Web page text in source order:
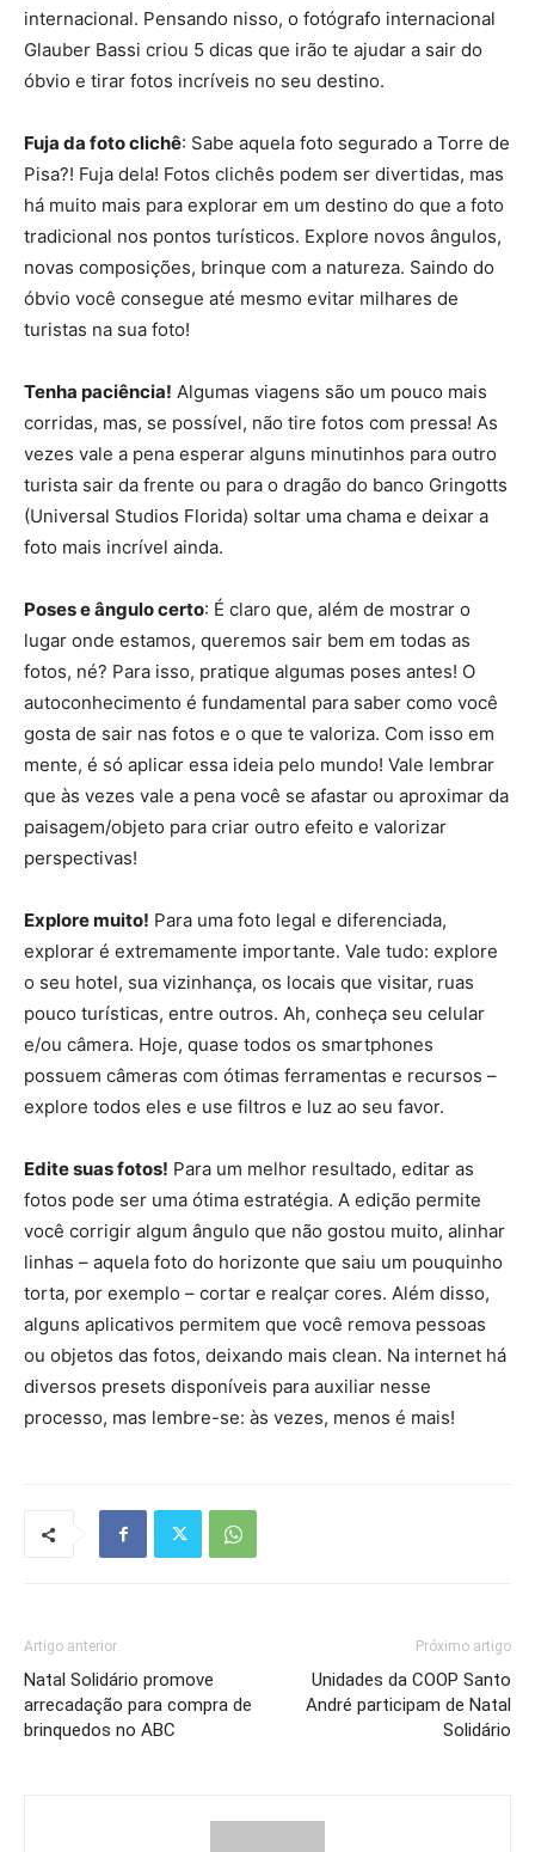
internacional. Pensando nisso, o fotógrafo internacional
Glauber Bassi criou 5 dicas que irão te ajudar a sair do
óbvio e tirar fotos incríveis no seu destino.
Fuja da foto clichê: Sabe aquela foto segurado a Torre de
Pisa?! Fuja dela! Fotos clichês podem ser divertidas, mas
há muito mais para explorar em um destino do que a foto
tradicional nos pontos turísticos. Explore novos ângulos,
novas composições, brinque com a natureza. Saindo do
óbvio você consegue até mesmo evitar milhares de
turistas na sua foto!
Tenha paciência! Algumas viagens são um pouco mais
corridas, mas, se possível, não tire fotos com pressa! As
vezes vale a pena esperar alguns minutinhos para outro
turista sair da frente ou para o dragão do banco Gringotts
(Universal Studios Florida) soltar uma chama e deixar a
foto mais incrível ainda.
Poses e ângulo certo: É claro que, além de mostrar o
lugar onde estamos, queremos sair bem em todas as
fotos, né? Para isso, pratique algumas poses antes! O
autoconhecimento é fundamental para saber como você
gosta de sair nas fotos e o que te valoriza. Com isso em
mente, é só aplicar essa ideia pelo mundo! Vale lembrar
que às vezes vale a pena você se afastar ou aproximar da
paisagem/objeto para criar outro efeito e valorizar
perspectivas!
Explore muito! Para uma foto legal e diferenciada,
explorar é extremamente importante. Vale tudo: explore
o seu hotel, sua vizinhança, os locais que visitar, ruas
pouco turísticas, entre outros. Ah, conheça seu celular
e/ou câmera. Hoje, quase todos os smartphones
possuem câmeras com ótimas ferramentas e recursos –
explore todos eles e use filtros e luz ao seu favor.
Edite suas fotos! Para um melhor resultado, editar as
fotos pode ser uma ótima estratégia. A edição permite
você corrigir algum ângulo que não gostou muito, alinhar
linhas – aquela foto do horizonte que saiu um pouquinho
torta, por exemplo – cortar e realçar cores. Além disso,
alguns aplicativos permitem que você remova pessoas
ou objetos das fotos, deixando mais clean. Na internet há
diversos presets disponíveis para auxiliar nesse
processo, mas lembre-se: às vezes, menos é mais!
Artigo anterior
Natal Solidário promove
arrecadação para compra de
brinquedos no ABC
Próximo artigo
Unidades da COOP Santo
André participam de Natal
Solidário